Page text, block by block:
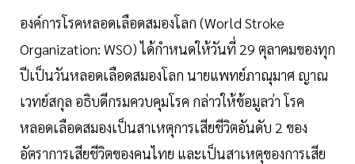
องค์การโรคหลอดเลือดสมองโลก (World Stroke
Organization: WSO) ได้กำหนดให้วันที่ 29 ตุลาคมของทุก
ปีเป็นวันหลอดเลือดสมองโลก นายแพทย์ภาณุมาศ ญาณ
เวทย์สกุล อธิบดีกรมควบคุมโรค กล่าวให้ข้อมูลว่า โรค
หลอดเลือดสมองเป็นสาเหตุการเสียชีวิตอันดับ 2 ของ
อัตราการเสียชีวิตของคนไทย และเป็นสาเหตุของการเสีย